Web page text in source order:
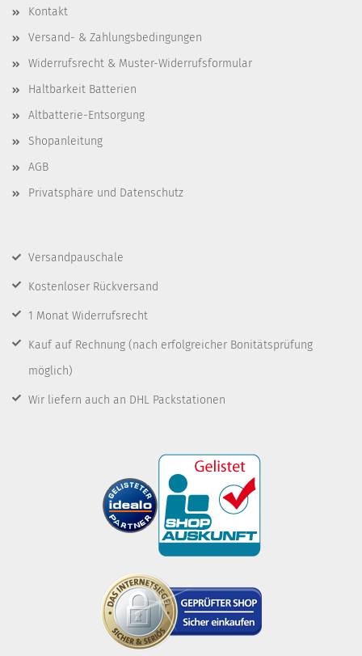
Kontakt
Versand- & Zahlungsbedingungen
Widerrufsrecht & Muster-Widerrufsformular
Haltbarkeit Batterien
Altbatterie-Entsorgung
Shopanleitung
AGB
Privatsphäre und Datenschutz
Versandpauschale
Kostenloser Rückversand
1 Monat Widerrufsrecht
Kauf auf Rechnung (nach erfolgreicher Bonitätsprüfung
möglich)
Wir liefern auch an DHL Packstationen